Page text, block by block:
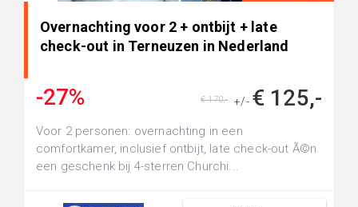
Overnachting voor 2 + ontbijt + late
check-out in Terneuzen in Nederland
-27% +/- € 125,-
€ 170,-
Voor 2 personen: overnachting in een
comfortkamer, inclusief ontbijt, late check-out Ã©n
een geschenk bij 4-sterren Churchi...